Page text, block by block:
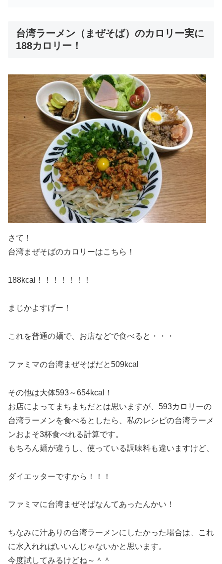
台湾ラーメン（まぜそば）のカロリー実に
188カロリー！
さて！
台湾まぜそばのカロリーはこちら！
188kcal！！！！！！！
まじかよすげー！
これを普通の麺で、お店などで食べると・・・
ファミマの台湾まぜそばだと509kcal
その他は大体593～654kcal！
お店によってまちまちだとは思いますが、593カロリーの
台湾ラーメンを食べるとしたら、私のレシピの台湾ラーメ
ンおよそ3杯食べれる計算です。
もちろん麺が違うし、使っている調味料も違いますけど、
ダイエッターですから！！！
ファミマに台湾まぜそばなんてあったんかい！
ちなみに汁ありの台湾ラーメンにしたかった場合は、これ
に水入れればいいんじゃないかと思います。
今度試してみるけどね～＾＾